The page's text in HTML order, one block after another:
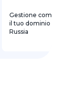
Gestione comoda
il tuo dominio con
Russia